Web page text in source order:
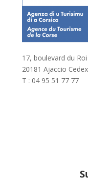
17, boulevard du
20181 Ajaccio
T : 04 95 51 77 77